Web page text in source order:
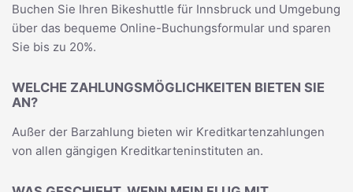
Buchen Sie Ihren Bikeshuttle für Innsbruck und Umgebung
über das bequeme Online-Buchungsformular und sparen
Sie bis zu 20%.
WELCHE ZAHLUNGSMÖGLICHKEITEN BIETEN SIE
AN?
Außer der Barzahlung bieten wir Kreditkartenzahlungen
von allen gängigen Kreditkarteninstituten an.